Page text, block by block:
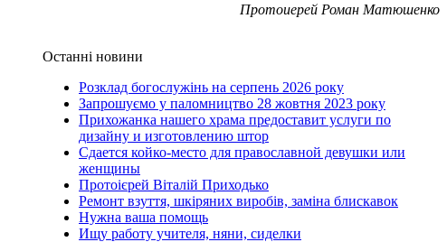
Протоиерей Роман Матюшенко
Останні новини
Розклад богослужінь на серпень 2026 року
Запрошуємо у паломництво 28 жовтня 2023 року
Прихожанка нашего храма предоставит услуги по
дизайну и изготовлению штор
Сдается койко-место для православной девушки или
женщины
Протоієрей Віталій Приходько
Ремонт взуття, шкіряних виробів, заміна блискавок
Нужна ваша помощь
Ищу работу учителя, няни, сиделки